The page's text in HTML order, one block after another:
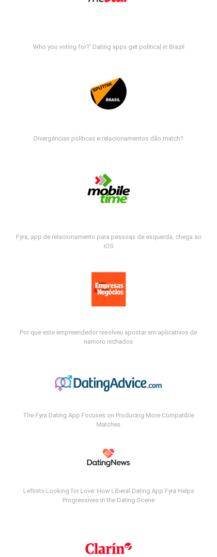
Who you voting for?' Dating apps get political in Brazil
Divergências políticas e relacionamentos dão match?
Fyra, app de relacionamento para pessoas de esquerda, chega ao
iOS
Por que este empreendedor resolveu apostar em aplicativos de
namoro nichados
The Fyra Dating App Focuses on Producing More Compatible
Matches
Leftists Looking for Love: How Liberal Dating App Fyra Helps
Progressives in the Dating Scene